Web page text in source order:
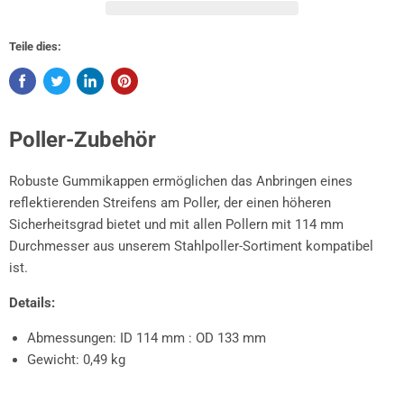
Teile dies:
Poller-Zubehör
Robuste Gummikappen ermöglichen das Anbringen eines
reflektierenden Streifens am Poller, der einen höheren
Sicherheitsgrad bietet und mit allen Pollern mit 114 mm
Durchmesser aus unserem Stahlpoller-Sortiment kompatibel
ist.
Details:
Abmessungen: ID 114 mm : OD 133 mm
Gewicht: 0,49 kg